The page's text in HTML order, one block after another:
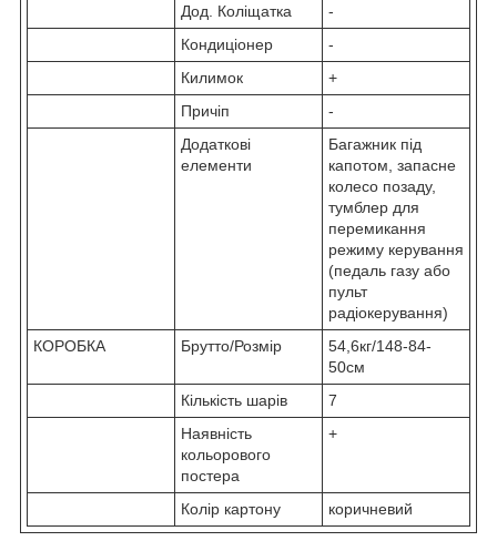
Дод. Коліщатка
-
Кондиціонер
-
Килимок
+
Причіп
-
Додаткові
елементи
Багажник під
капотом, запасне
колесо позаду,
тумблер для
перемикання
режиму керування
(педаль газу або
пульт
радіокерування)
КОРОБКА
Брутто/Розмір
54,6кг/148-84-
50см
Кількість шарів
7
Наявність
кольорового
постера
+
Колір картону коричневий